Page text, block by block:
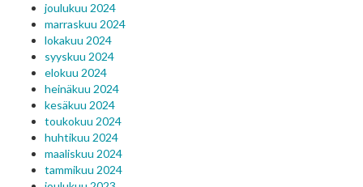
joulukuu 2024
marraskuu 2024
lokakuu 2024
syyskuu 2024
elokuu 2024
heinäkuu 2024
kesäkuu 2024
toukokuu 2024
huhtikuu 2024
maaliskuu 2024
tammikuu 2024